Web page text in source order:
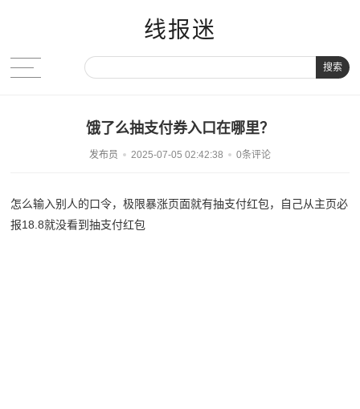
线报迷
搜索
饿了么抽支付券入口在哪里？
发布员 2025-07-05 02:42:38 0条评论
怎么输入别人的口令，极限暴涨页面就有抽支付红包，自己从主页必
报18.8就没看到抽支付红包